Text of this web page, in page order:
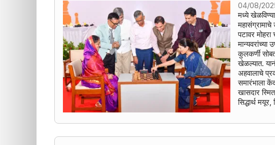
04/08/
मध्ये
महासंग्रामाचे
पटावर
कुलकर्णी
खेळल्यात.
अहवालाचे
समारंभाला
खासदार
सिद्धार्थ